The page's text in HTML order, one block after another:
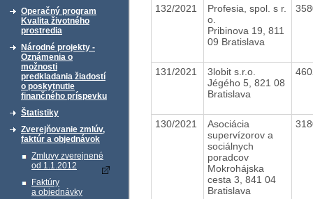
Operačný program
Kvalita životného
prostredia
Národné projekty -
Oznámenia o
možnosti
predkladania žiadostí
o poskytnutie
finančného príspevku
Štatistiky
Zverejňovanie zmlúv,
faktúr a objednávok
Zmluvy zverejnené
od 1.1.2012
Faktúry
a objednávky
132/2021
Profesia, spol. s r.
o.
Pribinova 19, 811
09 Bratislava
131/2021
3lobit s.r.o.
Jégého 5, 821 08
Bratislava
130/2021
Asociácia
supervízorov a
sociálnych
poradcov
Mokrohájska
cesta 3, 841 04
Bratislava